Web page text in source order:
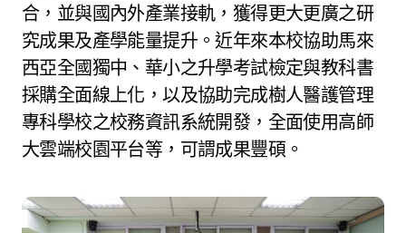
合，並與國內外產業接軌，獲得更大更廣之研
究成果及產學能量提升。近年來本校協助馬來
西亞全國獨中、華小之升學考試檢定與教科書
採購全面線上化，以及協助完成樹人醫護管理
專科學校之校務資訊系統開發，全面使用高師
大雲端校園平台等，可謂成果豐碩。